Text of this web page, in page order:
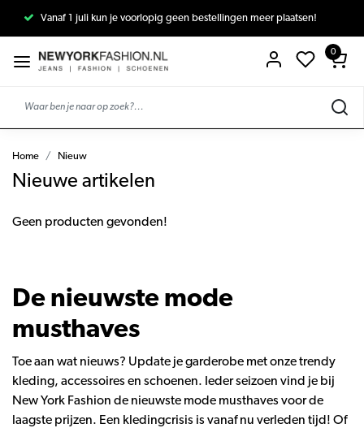
Vanaf 1 juli kun je voorlopig geen bestellingen meer plaatsen!
0
Home Nieuw
Nieuwe artikelen
Geen producten gevonden!
De nieuwste mode
musthaves
Toe aan wat nieuws? Update je garderobe met onze trendy
kleding, accessoires en schoenen. Ieder seizoen vind je bij
New York Fashion de nieuwste mode musthaves voor de
laagste prijzen. Een kledingcrisis is vanaf nu verleden tijd! Of